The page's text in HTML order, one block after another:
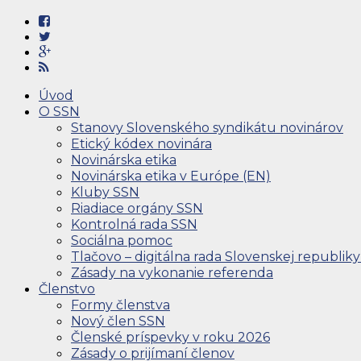
Úvod
O SSN
Stanovy Slovenského syndikátu novinárov
Etický kódex novinára
Novinárska etika
Novinárska etika v Európe (EN)
Kluby SSN
Riadiace orgány SSN
Kontrolná rada SSN
Sociálna pomoc
Tlačovo – digitálna rada Slovenskej republiky
Zásady na vykonanie referenda
Členstvo
Formy členstva
Nový člen SSN
Členské príspevky v roku 2026
Zásady o prijímaní členov